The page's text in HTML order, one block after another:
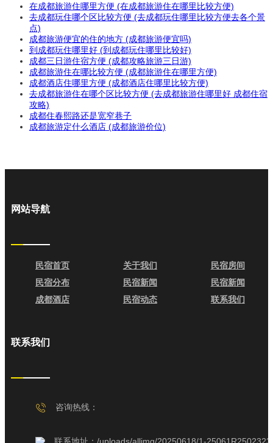
在成都旅游住哪里方便 (在成都旅游住在哪里比较方便)
去成都玩住哪个区比较方便 (去成都玩住哪里比较方便去各个景
点)
成都旅游便宜的住的地方 (成都旅游便宜吗)
到成都玩住哪里好 (到成都玩住哪里比较好)
成都三日游住宿方便 (成都攻略旅游三日游)
成都旅游住在哪比较方便 (成都旅游住在哪里方便)
成都酒店住哪里方便 (成都酒店住哪里比较方便)
去成都旅游住在哪个区比较方便 (去成都旅游住哪里好 成都住宿
攻略)
成都住春熙路还是宽窄巷子
成都旅游定什么酒店 (成都旅游价位)
网站导航
民宿首页 关于我们
民宿房间
民宿分布
民宿新闻
民宿新闻
成都酒店
民宿动态 联系我们
联系我们
咨询热线：